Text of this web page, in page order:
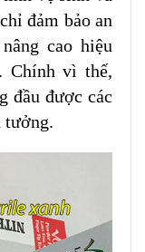
đảm bảo an
cao hiệu
Chính vì thế,
đầu được các
tưởng.